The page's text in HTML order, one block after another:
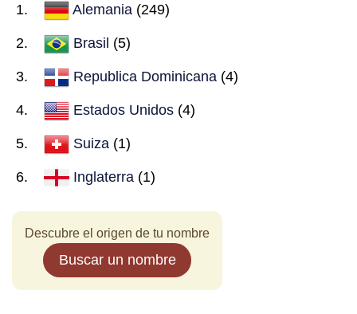
Alemania (249)
Brasil (5)
Republica Dominicana (4)
Estados Unidos (4)
Suiza (1)
Inglaterra (1)
Descubre el origen de tu nombre
Buscar un nombre